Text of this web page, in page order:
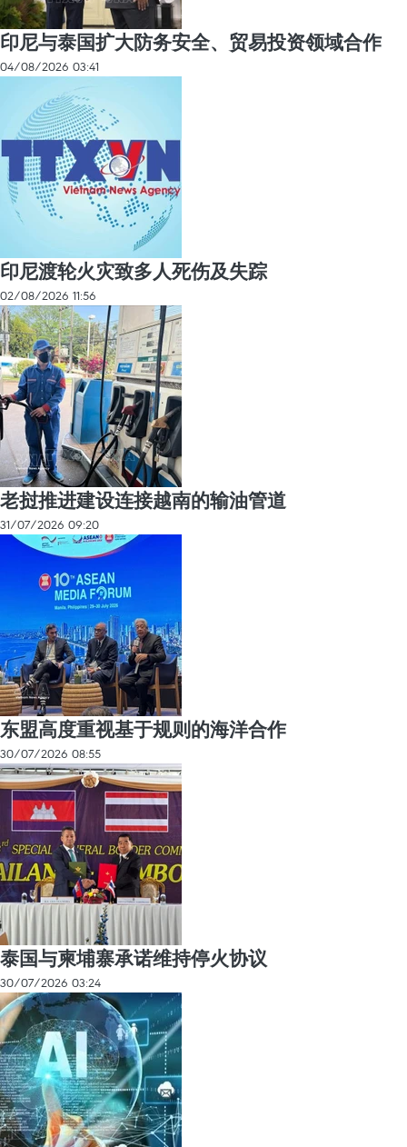
印尼与泰国扩大防务安全、贸易投资领域合作
04/08/2026 03:41
印尼渡轮火灾致多人死伤及失踪
02/08/2026 11:56
老挝推进建设连接越南的输油管道
31/07/2026 09:20
东盟高度重视基于规则的海洋合作
30/07/2026 08:55
泰国与柬埔寨承诺维持停火协议
30/07/2026 03:24